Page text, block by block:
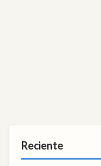
Reciente